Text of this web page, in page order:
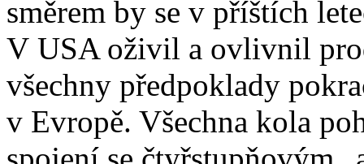
směrem by se v příštích
V USA oživil a ovlivnil
všechny předpoklady
v Evropě. Všechna kola